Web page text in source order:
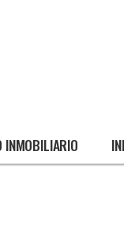
INMOBILIARIO